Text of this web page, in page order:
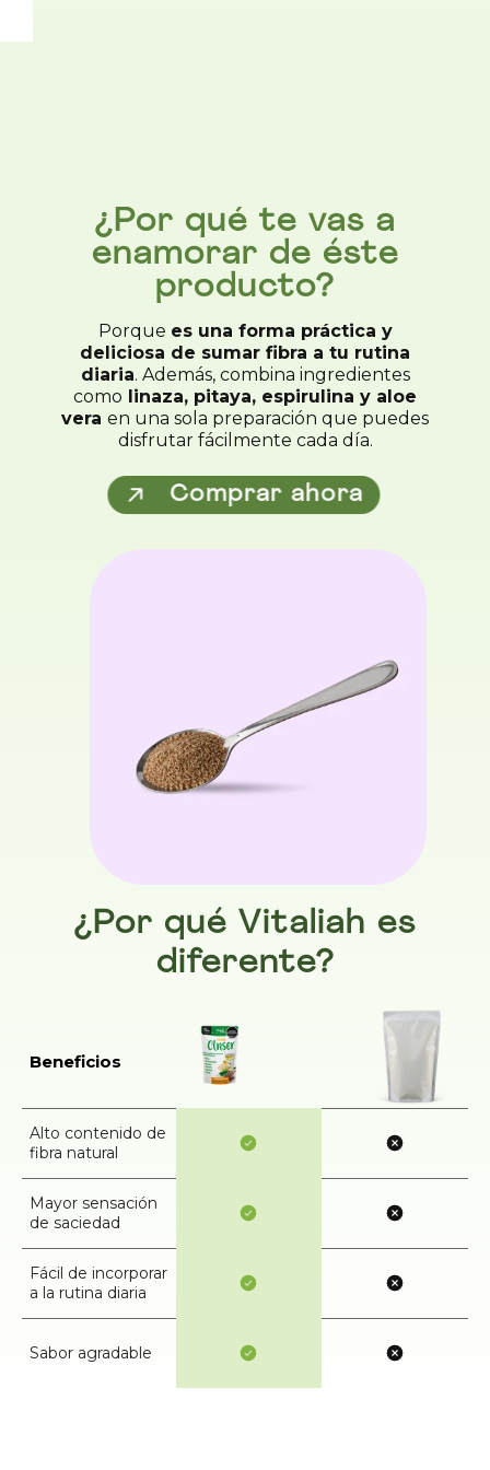
¿Por qué te vas a
enamorar de éste
producto?
Porque es una forma práctica y
deliciosa de sumar fibra a tu rutina
diaria. Además, combina ingredientes
como linaza, pitaya, espirulina y aloe
vera en una sola preparación que puedes
disfrutar fácilmente cada día.
Comprar ahora
¿Por qué Vitaliah es
diferente?
Beneficios
Alto contenido de
fibra natural
Mayor sensación
de saciedad
Fácil de incorporar
a la rutina diaria
Sabor agradable